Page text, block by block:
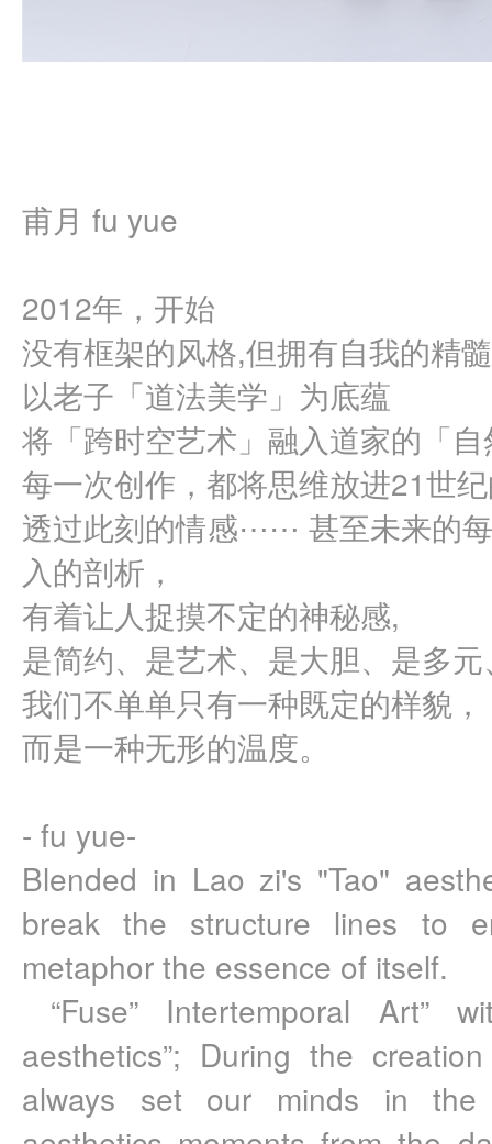
甫月 fu yue
2012年，开始
没有框架的风格,但拥有自我的精髓
以老子「道法美学」为底蕴
将「跨时空艺术」融入道家的「
每一次创作，都将思维放进21世
透过此刻的情感⋯⋯ 甚至未来的
入的剖析，
有着让人捉摸不定的神秘感,
是简约、是艺术、是大胆、是多
我们不单单只有一种既定的样貌，
而是一种无形的温度。
- fu yue-
Blended in Lao zi's "Tao"
break the structure lines to
metaphor the essence of itself.
“Fuse” Intertemporal Art”
aesthetics”; During the
always set our minds in the